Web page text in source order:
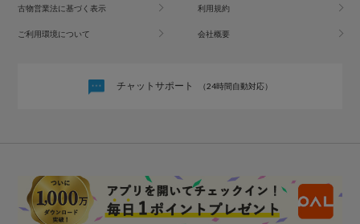
古物営業法に基づく表示 利用規約
ご利用環境について 会社概要
チャットサポート （24時間自動対応）